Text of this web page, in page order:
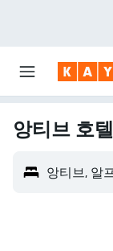
앙티브 호
앙티브, 알